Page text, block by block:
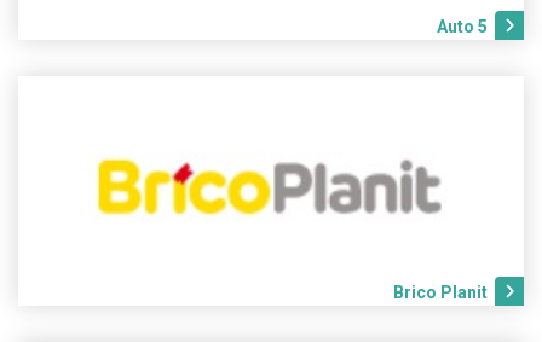
Auto 5
Brico Planit